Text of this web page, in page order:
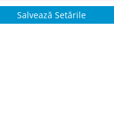
Salvează Setările